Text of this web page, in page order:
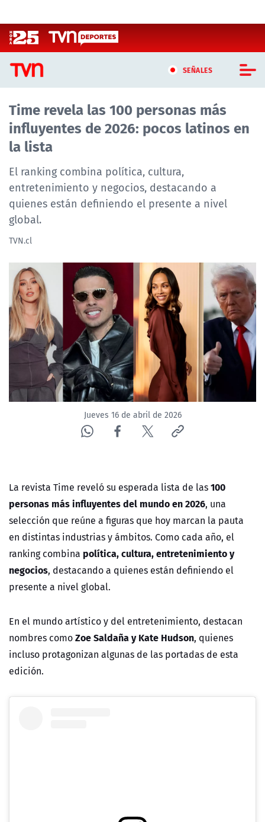
SEÑALES
CASTING MASTERCHEF CHILE
CASTING TVN VERTICAL
TVN VERTICAL
TVN PLAY
PROGRAMAS
NTV
ACTUALIDAD Y TENDENCIAS
CORPORATIVO Y TRANSPARENCIA
CANAL DE DENUNCIAS
ÁREA DE PROYECTOS
Time revela las 100 personas más
influyentes de 2026: pocos latinos en
la lista
El ranking combina política, cultura,
entretenimiento y negocios, destacando a
quienes están definiendo el presente a nivel
global.
TVN.cl
Jueves 16 de abril de 2026
La revista Time reveló su esperada lista de las100
personas más influyentes del mundo en 2026, una
selección que reúne a figuras que hoy marcan la pauta
en distintas industrias y ámbitos. Como cada año, el
ranking combina política, cultura, entretenimiento y
negocios, destacando a quienes están definiendo el
presente a nivel global.
En el mundo artístico y del entretenimiento, destacan
nombres comoZoe SaldañayKate Hudson, quienes
incluso protagonizan algunas de las portadas de esta
edición.